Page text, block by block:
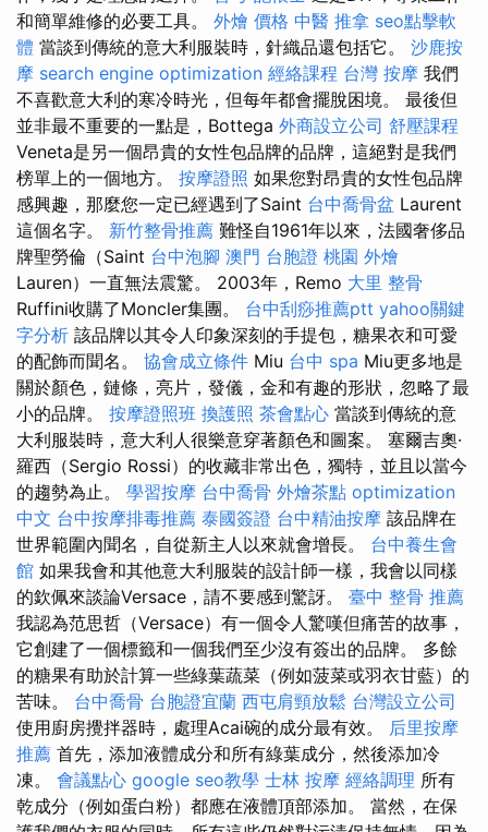
和簡單維修的必要工具。 外燴 價格 中醫 推拿 seo點擊軟
體 當談到傳統的意大利服裝時，針織品還包括它。 沙鹿按
摩 search engine optimization 經絡課程 台灣 按摩 我們
不喜歡意大利的寒冷時光，但每年都會擺脫困境。 最後但
並非最不重要的一點是，Bottega 外商設立公司 舒壓課程
Veneta是另一個昂貴的女性包品牌的品牌，這絕對是我們
榜單上的一個地方。 按摩證照 如果您對昂貴的女性包品牌
感興趣，那麼您一定已經遇到了Saint 台中喬骨盆 Laurent
這個名字。 新竹整骨推薦 難怪自1961年以來，法國奢侈品
牌聖勞倫（Saint 台中泡腳 澳門 台胞證 桃園 外燴
Lauren）一直無法震驚。 2003年，Remo 大里 整骨
Ruffini收購了Moncler集團。 台中刮痧推薦ptt yahoo關鍵
字分析 該品牌以其令人印象深刻的手提包，糖果衣和可愛
的配飾而聞名。 協會成立條件 Miu 台中 spa Miu更多地是
關於顏色，鏈條，亮片，發儀，金和有趣的形狀，忽略了最
小的品牌。 按摩證照班 換護照 茶會點心 當談到傳統的意
大利服裝時，意大利人很樂意穿著顏色和圖案。 塞爾吉奧·
羅西（Sergio Rossi）的收藏非常出色，獨特，並且以當今
的趨勢為止。 學習按摩 台中喬骨 外燴茶點 optimization
中文 台中按摩排毒推薦 泰國簽證 台中精油按摩 該品牌在
世界範圍內聞名，自從新主人以來就會增長。 台中養生會
館 如果我會和其他意大利服裝的設計師一樣，我會以同樣
的欽佩來談論Versace，請不要感到驚訝。 臺中 整骨 推薦
我認為范思哲（Versace）有一個令人驚嘆但痛苦的故事，
它創建了一個標籤和一個我們至少沒有簽出的品牌。 多餘
的糖果有助於計算一些綠葉蔬菜（例如菠菜或羽衣甘藍）的
苦味。 台中喬骨 台胞證宜蘭 西屯肩頸放鬆 台灣設立公司
使用廚房攪拌器時，處理Acai碗的成分最有效。 后里按摩
推薦 首先，添加液體成分和所有綠葉成分，然後添加冷
凍。 會議點心 google seo教學 士林 按摩 經絡調理 所有
乾成分（例如蛋白粉）都應在液體頂部添加。 當然，在保